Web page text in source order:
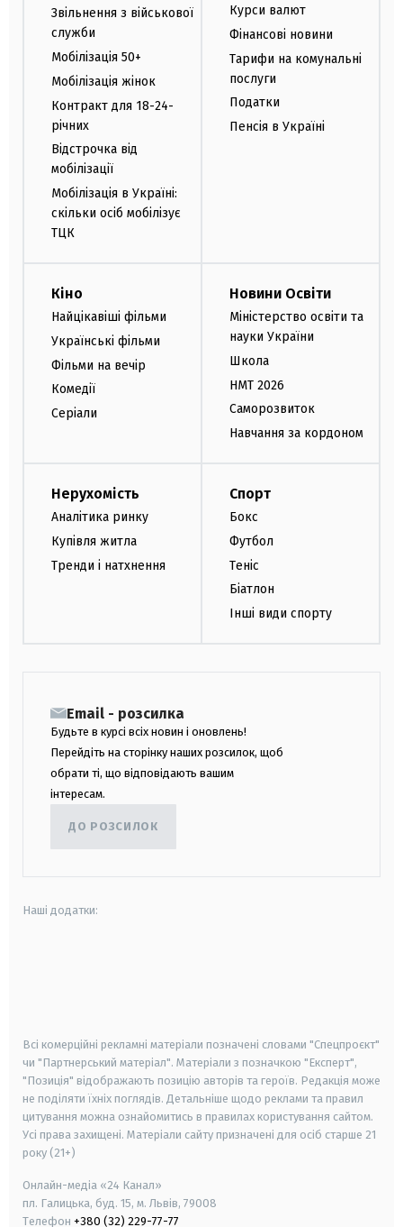
Звільнення з військової
служби
Мобілізація 50+
Мобілізація жінок
Контракт для 18-24-
річних
Відстрочка від
мобілізації
Мобілізація в Україні:
скільки осіб мобілізує
ТЦК
Курси валют
Фінансові новини
Тарифи на комунальні
послуги
Податки
Пенсія в Україні
Кіно
Найцікавіші фільми
Українські фільми
Фільми на вечір
Комедії
Серіали
Новини Освіти
Міністерство освіти та
науки України
Школа
НМТ 2026
Саморозвиток
Навчання за кордоном
Нерухомість
Аналітика ринку
Купівля житла
Тренди і натхнення
Спорт
Бокс
Футбол
Теніс
Біатлон
Інші види спорту
Email - розсилка
Будьте в курсі всіх новин і оновлень!
Перейдіть на сторінку наших розсилок, щоб
обрати ті, що відповідають вашим
інтересам.
ДО РОЗСИЛОК
Наші додатки:
Всі комерційні рекламні матеріали позначені словами "Спецпроєкт"
чи "Партнерський матеріал". Матеріали з позначкою "Експерт",
"Позиція" відображають позицію авторів та героїв. Редакція може
не поділяти їхніх поглядів. Детальніше щодо реклами та правил
цитування можна ознайомитись в правилах користування сайтом.
Усі права захищені. Матеріали сайту призначені для осіб старше 21
року (21+)
Онлайн-медіа «24 Канал»
пл. Галицька, буд. 15, м. Львів, 79008
Телефон +380 (32) 229-77-77